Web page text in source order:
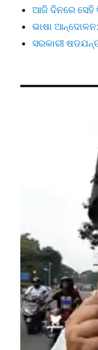
ଆଜି ଦିନରେ ସେହି
ଭାଷା
ସରକାରୀ